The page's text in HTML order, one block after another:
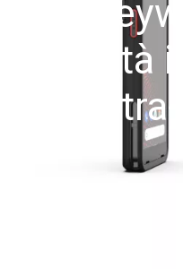
Mobilità